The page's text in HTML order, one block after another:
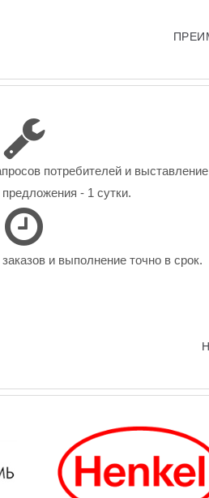
потребителей и выставление
- 1 сутки.
и выполнение точно в срок.